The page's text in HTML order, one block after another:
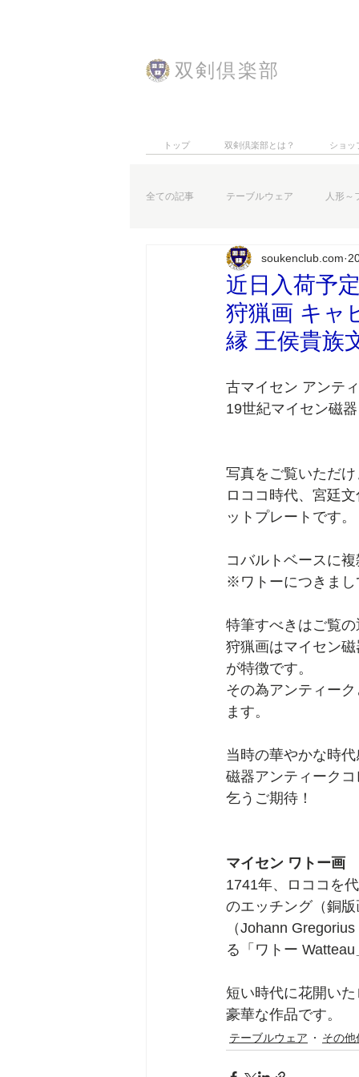
​双剣倶楽部
トップ 双剣倶楽部とは？ ショッ
全ての記事 テーブルウェア 人形～
お知らせなど
近日入荷予
狩猟画 キャ
縁 王侯貴族
soukenclub.com
古マイセン アンテ
19世紀マイセン磁
写真をご覧いただ
ロココ時代、宮廷
ットプレートです。
コバルトベースに
※ワトーにつきまし
特筆すべきはご覧
狩猟画はマイセン
が特徴です。
その為アンティー
ます。
当時の華やかな時
磁器アンティーク
乞うご期待！
マイセン ワトー画
1741年、ロココを
のエッチング（銅
（Johann
る「ワトー
短い時代に花開い
豪華な作品です。
テーブルウェア その他